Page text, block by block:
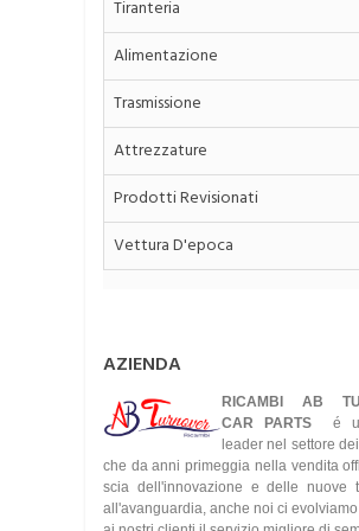
Tiranteria
Alimentazione
Trasmissione
Attrezzature
Prodotti Revisionati
Vettura D'epoca
AZIENDA
RICAMBI AB
CAR PARTS é
leader nel settore
che da anni primeggia nella vendita
scia dell'innovazione e delle nuove
all'avanguardia, anche noi ci